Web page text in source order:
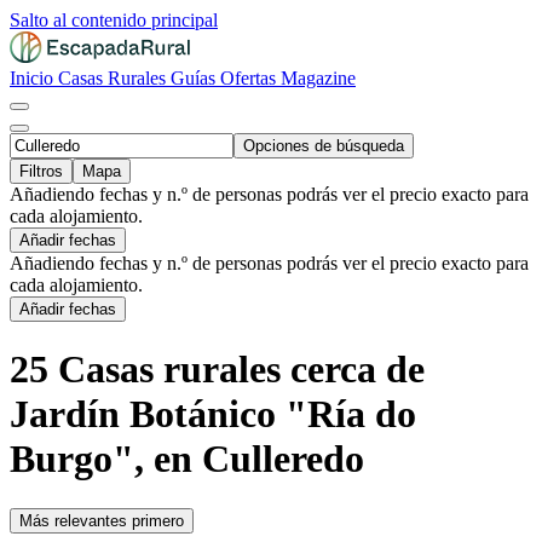
Salto al contenido principal
Inicio Casas Rurales Guías Ofertas Magazine
Opciones de búsqueda
Filtros
Mapa
Añadiendo fechas y n.º de personas podrás ver el precio exacto para
cada alojamiento.
Añadir fechas
Añadiendo fechas y n.º de personas podrás ver el precio exacto para
cada alojamiento.
Añadir fechas
25 Casas rurales cerca de
Jardín Botánico "Ría do
Burgo", en Culleredo
Más relevantes primero